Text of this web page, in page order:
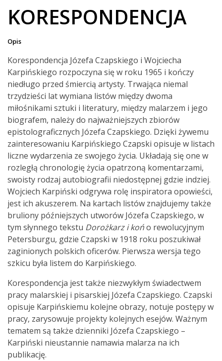
KORESPONDENCJA
Opis
Korespondencja Józefa Czapskiego i Wojciecha
Karpińskiego rozpoczyna się w roku 1965 i kończy
niedługo przed śmiercią artysty. Trwająca niemal
trzydzieści lat wymiana listów między dwoma
miłośnikami sztuki i literatury, między malarzem i jego
biografem, należy do najważniejszych zbiorów
epistolograficznych Józefa Czapskiego. Dzięki żywemu
zainteresowaniu Karpińskiego Czapski opisuje w listach
liczne wydarzenia ze swojego życia. Układają się one w
rozległą chronologię życia opatrzoną komentarzami,
swoisty rodzaj autobiografii niedostępnej gdzie indziej.
Wojciech Karpiński odgrywa rolę inspiratora opowieści,
jest ich akuszerem. Na kartach listów znajdujemy także
bruliony późniejszych utworów Józefa Czapskiego, w
tym słynnego tekstu Dorożkarz i końo rewolucyjnym
Petersburgu, gdzie Czapski w 1918 roku poszukiwał
zaginionych polskich oficerów. Pierwsza wersja tego
szkicu była listem do Karpińskiego.
Korespondencja jest także niezwykłym świadectwem
pracy malarskiej i pisarskiej Józefa Czapskiego. Czapski
opisuje Karpińskiemu kolejne obrazy, notuje postępy w
pracy, zarysowuje projekty kolejnych esejów. Ważnym
tematem są także dzienniki Józefa Czapskiego –
Karpiński nieustannie namawia malarza na ich
publikację.